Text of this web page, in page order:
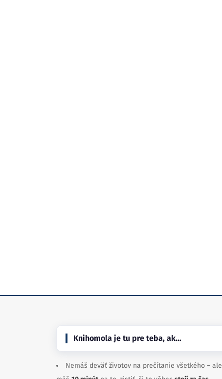
Knihomola je tu pre teba, ak…
Nemáš deväť životov na prečítanie všetkého – ale